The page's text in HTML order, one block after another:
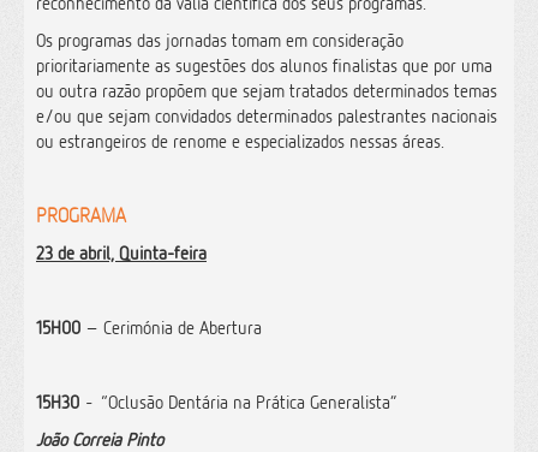
Os programas das jornadas tomam em consideração
prioritariamente as sugestões dos alunos finalistas que por uma
ou outra razão propõem que sejam tratados determinados temas
e/ou que sejam convidados determinados palestrantes nacionais
ou estrangeiros de renome e especializados nessas áreas.
PROGRAMA
23 de abril, Quinta-feira
15H00 – Cerimónia de Abertura
15H30 - “Oclusão Dentária na Prática Generalista”
João Correia Pinto